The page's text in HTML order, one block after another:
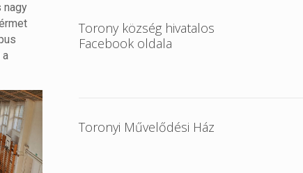
nagy
a
Torony község hivatalos
Facebook oldala
Toronyi Művelődési Ház